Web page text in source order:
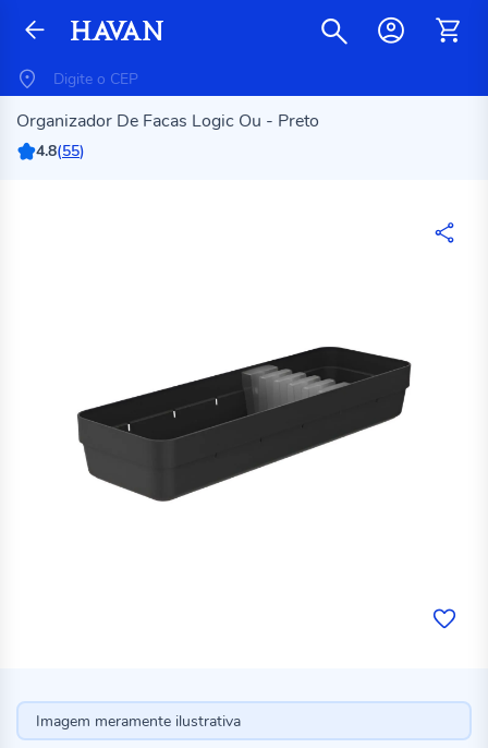
Organizador De Facas Logic Ou - Preto
4.8(55)
Imagem meramente ilustrativa